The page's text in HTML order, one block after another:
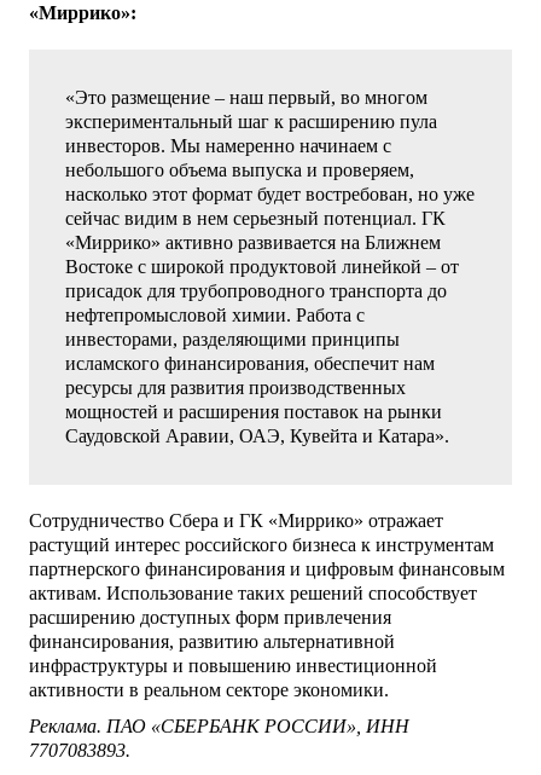
«Миррико»:
«Это размещение – наш первый, во многом
экспериментальный шаг к расширению пула
инвесторов. Мы намеренно начинаем с
небольшого объема выпуска и проверяем,
насколько этот формат будет востребован, но уже
сейчас видим в нем серьезный потенциал. ГК
«Миррико» активно развивается на Ближнем
Востоке с широкой продуктовой линейкой – от
присадок для трубопроводного транспорта до
нефтепромысловой химии. Работа с
инвесторами, разделяющими принципы
исламского финансирования, обеспечит нам
ресурсы для развития производственных
мощностей и расширения поставок на рынки
Саудовской Аравии, ОАЭ, Кувейта и Катара».
Сотрудничество Сбера и ГК «Миррико» отражает
растущий интерес российского бизнеса к инструментам
партнерского финансирования и цифровым финансовым
активам. Использование таких решений способствует
расширению доступных форм привлечения
финансирования, развитию альтернативной
инфраструктуры и повышению инвестиционной
активности в реальном секторе экономики.
Реклама. ПАО «СБЕРБАНК РОССИИ», ИНН
7707083893.